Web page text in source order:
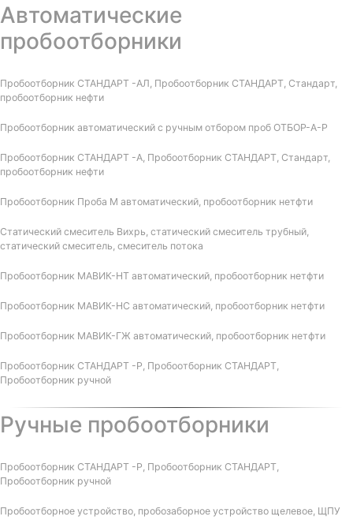
Автоматические
пробоотборники
Пробоотборник СТАНДАРТ -АЛ, Пробоотборник СТАНДАРТ, Стандарт,
пробоотборник нефти
Пробоотборник автоматический с ручным отбором проб ОТБОР-А-Р
Пробоотборник СТАНДАРТ -А, Пробоотборник СТАНДАРТ, Стандарт,
пробоотборник нефти
Пробоотборник Проба М автоматический, пробоотборник нетфти
Статический смеситель Вихрь, статический смеситель трубный,
статический смеситель, смеситель потока
Пробоотборник МАВИК-НТ автоматический, пробоотборник нетфти
Пробоотборник МАВИК-НС автоматический, пробоотборник нетфти
Пробоотборник МАВИК-ГЖ автоматический, пробоотборник нетфти
Пробоотборник СТАНДАРТ -Р, Пробоотборник СТАНДАРТ,
Пробоотборник ручной
Ручные пробоотборники
Пробоотборник СТАНДАРТ -Р, Пробоотборник СТАНДАРТ,
Пробоотборник ручной
Пробоотборное устройство, пробозаборное устройство щелевое, ЩПУ